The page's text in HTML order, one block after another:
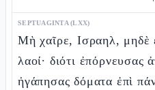
SEPTUAGINTA (LXX)
Μὴ χαῖρε, Ισραηλ, μηδὲ
λαοί· διότι ἐπόρνευσας
ἠγάπησας δόματα ἐπὶ